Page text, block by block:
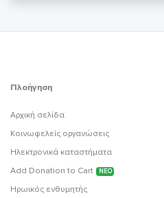
Πλοήγηση
Αρχική σελίδα
Κοινωφελείς οργανώσεις
Ηλεκτρονικά καταστήματα
Add Donation to Cart
ΝΕΟ
Ηρωικός ενθυμητής